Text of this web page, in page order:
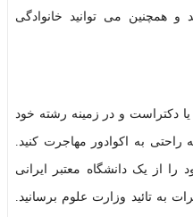
و همچنین می توانید خانوادگی
دکتراست و در زمینه رشته خود
راحتی به اکوادور مهاجرت کنید.
از یک دانشگاه معتبر ایرانی
به تائید وزارت علوم برسانید.